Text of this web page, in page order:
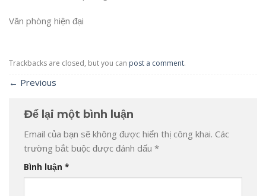
Văn phòng hiện đại
Trackbacks are closed, but you can post a comment.
← Previous
Để lại một bình luận
Email của bạn sẽ không được hiển thị công khai. Các
trường bắt buộc được đánh dấu *
Bình luận *